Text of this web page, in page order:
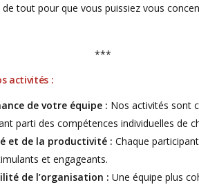
tout pour que vous puissiez vous
***
activités :
de votre équipe : Nos activités sont
parti des compétences individuelles de
et de la productivité : Chaque
et engageants.
de l’organisation : Une équipe plus